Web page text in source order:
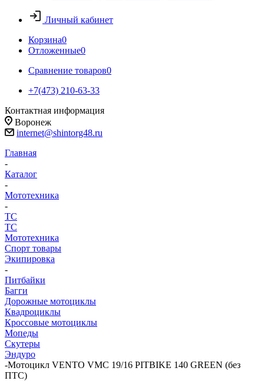
Личный кабинет
Корзина0
Отложенные0
Сравнение товаров0
+7(473) 210-63-33
Контактная информация
Воронеж
internet@shintorg48.ru
Главная
-
Каталог
-
Мототехника
-
ТС
ТС
Мототехника
Спорт товары
Экипировка
-
Питбайки
Багги
Дорожные мотоциклы
Квадроциклы
Кроссовые мотоциклы
Мопеды
Скутеры
Эндуро
-Мотоцикл VENTO VMC 19/16 PITBIKE 140 GREEN (без
ПТС)